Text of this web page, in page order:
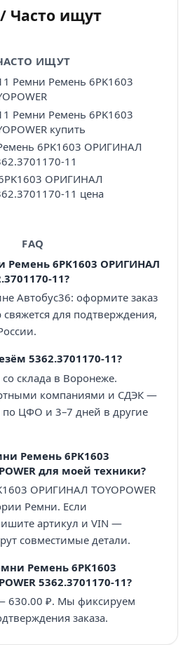
/ Часто ищут
ИЩУТ
Ремни Ремень 6PK1603
Ремни Ремень 6PK1603
купить
6PK1603 ОРИГИНАЛ
11
ОРИГИНАЛ
11 цена
FAQ
Ремень 6PK1603 ОРИГИНАЛ
11?
Автобус36: оформите заказ
для подтверждения,
5362.3701170-11?
склада в Воронеже.
компаниями и СДЭК —
по ЦФО и 3–7 дней в другие
Ремень 6PK1603
для моей техники?
ОРИГИНАЛ TOYOPOWER
Ремни. Если
артикул и VIN —
совместимые детали.
Ремень 6PK1603
5362.3701170-11?
630.00 ₽. Мы фиксируем
заказа.